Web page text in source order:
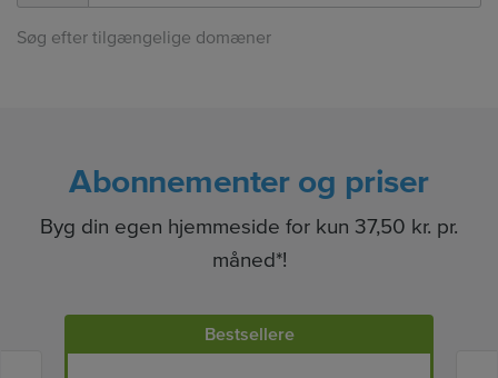
Søg efter tilgængelige domæner
Abonnementer og priser
Byg din egen hjemmeside for kun 37,50 kr. pr.
måned*!
Bestsellere